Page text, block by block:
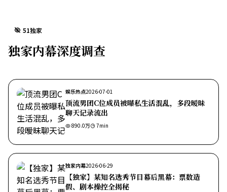
51独家
独家内幕深度调查
娱乐热点2026-07-01
顶流男团C位成员被曝私生活混乱，多段暧昧
聊天记录流出
890.0万 7min
独家内幕2026-06-29
【独家】某知名选秀节目幕后黑幕：票数造
假、剧本操控全揭秘